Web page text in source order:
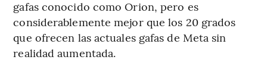
gafas conocido como Orion, pero es
considerablemente mejor que los 20 grados
que ofrecen las actuales gafas de Meta sin
realidad aumentada.